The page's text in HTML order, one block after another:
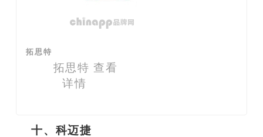
拓思特
拓思特 查看
详情
十、科迈捷